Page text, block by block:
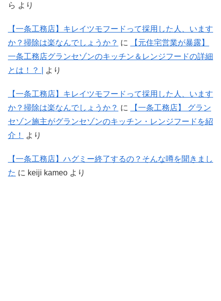
ら より
【一条工務店】キレイツモフードって採用した人、います
か？掃除は楽なんでしょうか？ に
【元住宅営業が暴露】
一条工務店グランセゾンのキッチン＆レンジフードの詳細
とは！？ |
より
【一条工務店】キレイツモフードって採用した人、います
か？掃除は楽なんでしょうか？ に
【一条工務店】 グラン
セゾン施主がグランセゾンのキッチン・レンジフードを紹
介！
より
【一条工務店】ハグミー終了するの？そんな噂を聞きまし
た に keiji kameo より